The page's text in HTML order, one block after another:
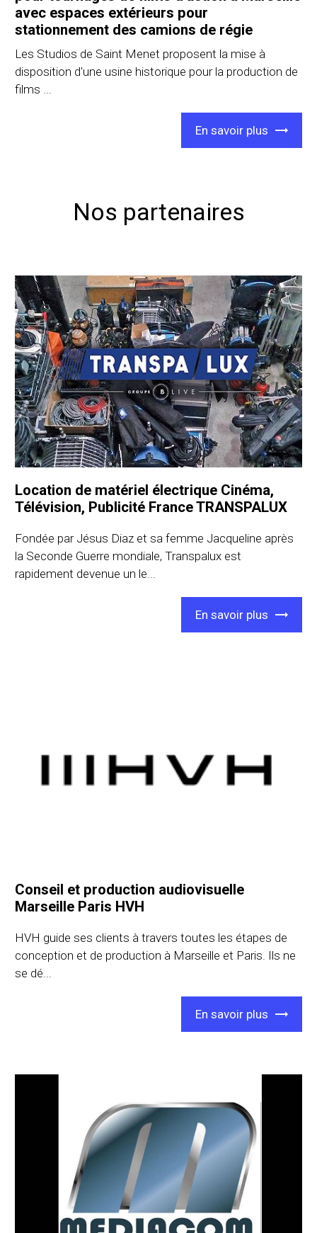
avec espaces extérieurs pour
stationnement des camions de régie
Les Studios de Saint Menet proposent la mise à
disposition d'une usine historique pour la production de
films ...
En savoir plus
Nos partenaires
Location de matériel électrique Cinéma,
Télévision, Publicité France TRANSPALUX
Fondée par Jésus Diaz et sa femme Jacqueline après
la Seconde Guerre mondiale, Transpalux est
rapidement devenue un le...
En savoir plus
Conseil et production audiovisuelle
Marseille Paris HVH
HVH guide ses clients à travers toutes les étapes de
conception et de production à Marseille et Paris. Ils ne
se dé...
En savoir plus